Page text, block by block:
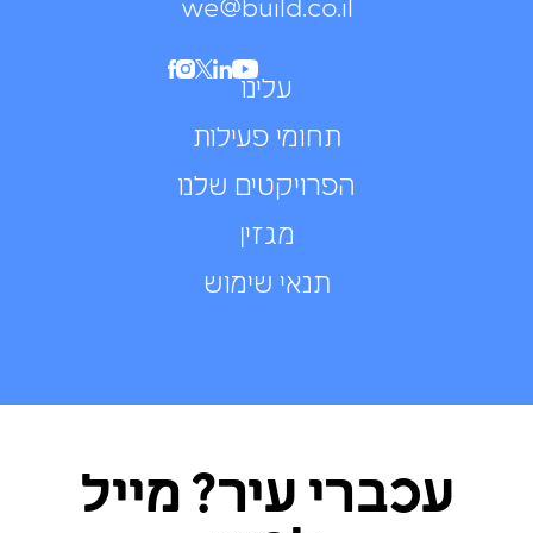
עלינו
תחומי פעילות
הפרויקטים שלנו
מגזין
תנאי שימוש
we@build.co.il
עכברי עיר? מייל